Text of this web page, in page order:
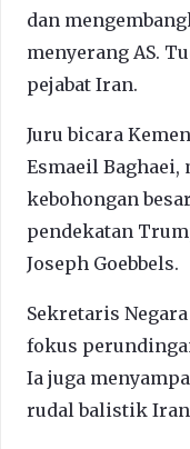
dan
menyerang AS.
pejabat Iran.
Juru bicara
Esmaeil Baghaei,
kebohongan
pendekatan
Joseph Goebbels.
Sekretaris
fokus
Ia juga
rudal balistik